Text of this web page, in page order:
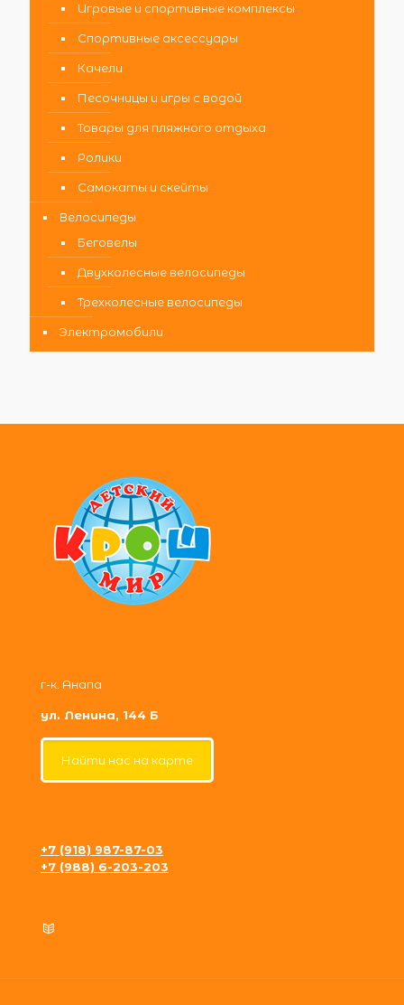
Игровые и спортивные комплексы
Спортивные аксессуары
Качели
Песочницы и игры с водой
Товары для пляжного отдыха
Ролики
Самокаты и скейты
Велосипеды
Беговелы
Двухколесные велосипеды
Трехколесные велосипеды
Электромобили
г-к. Анапа
ул. Ленина, 144 Б
Найти нас на карте
+7 (918) 987-87-03
+7 (988) 6-203-203